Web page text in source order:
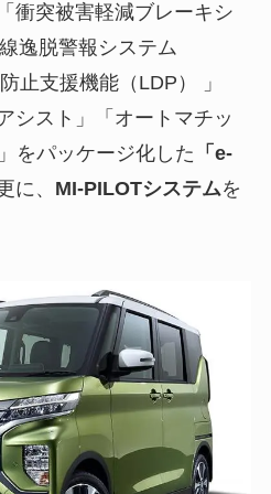
衝突被害軽減ブレーキシ
逸脱警報システム
止支援機能（LDP） 」
シスト」「オートマチッ
をパッケージ化した 「e-
に、 MI-PILOTシステムを